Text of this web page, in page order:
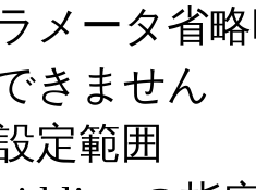
メータ省
きません
定範囲